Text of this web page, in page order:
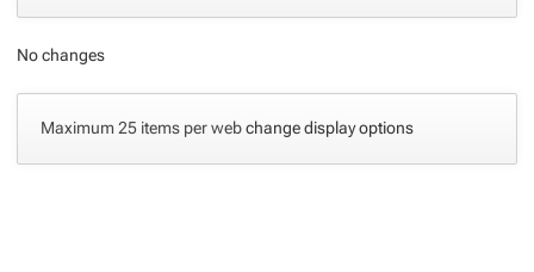
No changes
Maximum 25 items per webchange display options